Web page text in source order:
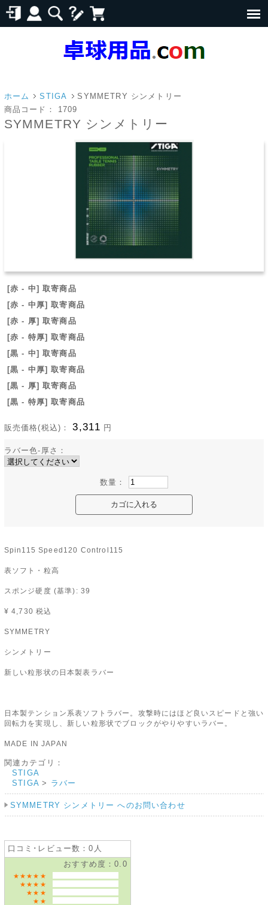
ホーム STIGA
SYMMETRY シンメトリー
商品コード：
1709
SYMMETRY シンメトリー
[赤 - 中] 取寄商品
[赤 - 中厚] 取寄商品
[赤 - 厚] 取寄商品
[赤 - 特厚] 取寄商品
[黒 - 中] 取寄商品
[黒 - 中厚] 取寄商品
[黒 - 厚] 取寄商品
[黒 - 特厚] 取寄商品
販売価格(税込)： 3,311 円
ラバー色-厚さ：
数量：
Spin115 Speed120 Control115
表ソフト・粒高
スポンジ硬度 (基準): 39
¥ 4,730 税込
SYMMETRY
シンメトリー
新しい粒形状の日本製表ラバー
日本製テンション系表ソフトラバー。攻撃時にはほど良いスピードと強い
回転力を実現し、新しい粒形状でブロックがやりやすいラバー。
MADE IN JAPAN
関連カテゴリ：
STIGA
STIGA> ラバー
SYMMETRY シンメトリー へのお問い合わせ
口コミ･レビュー数：0人
おすすめ度：0.0
★★★★★
★★★★
★★★
★★